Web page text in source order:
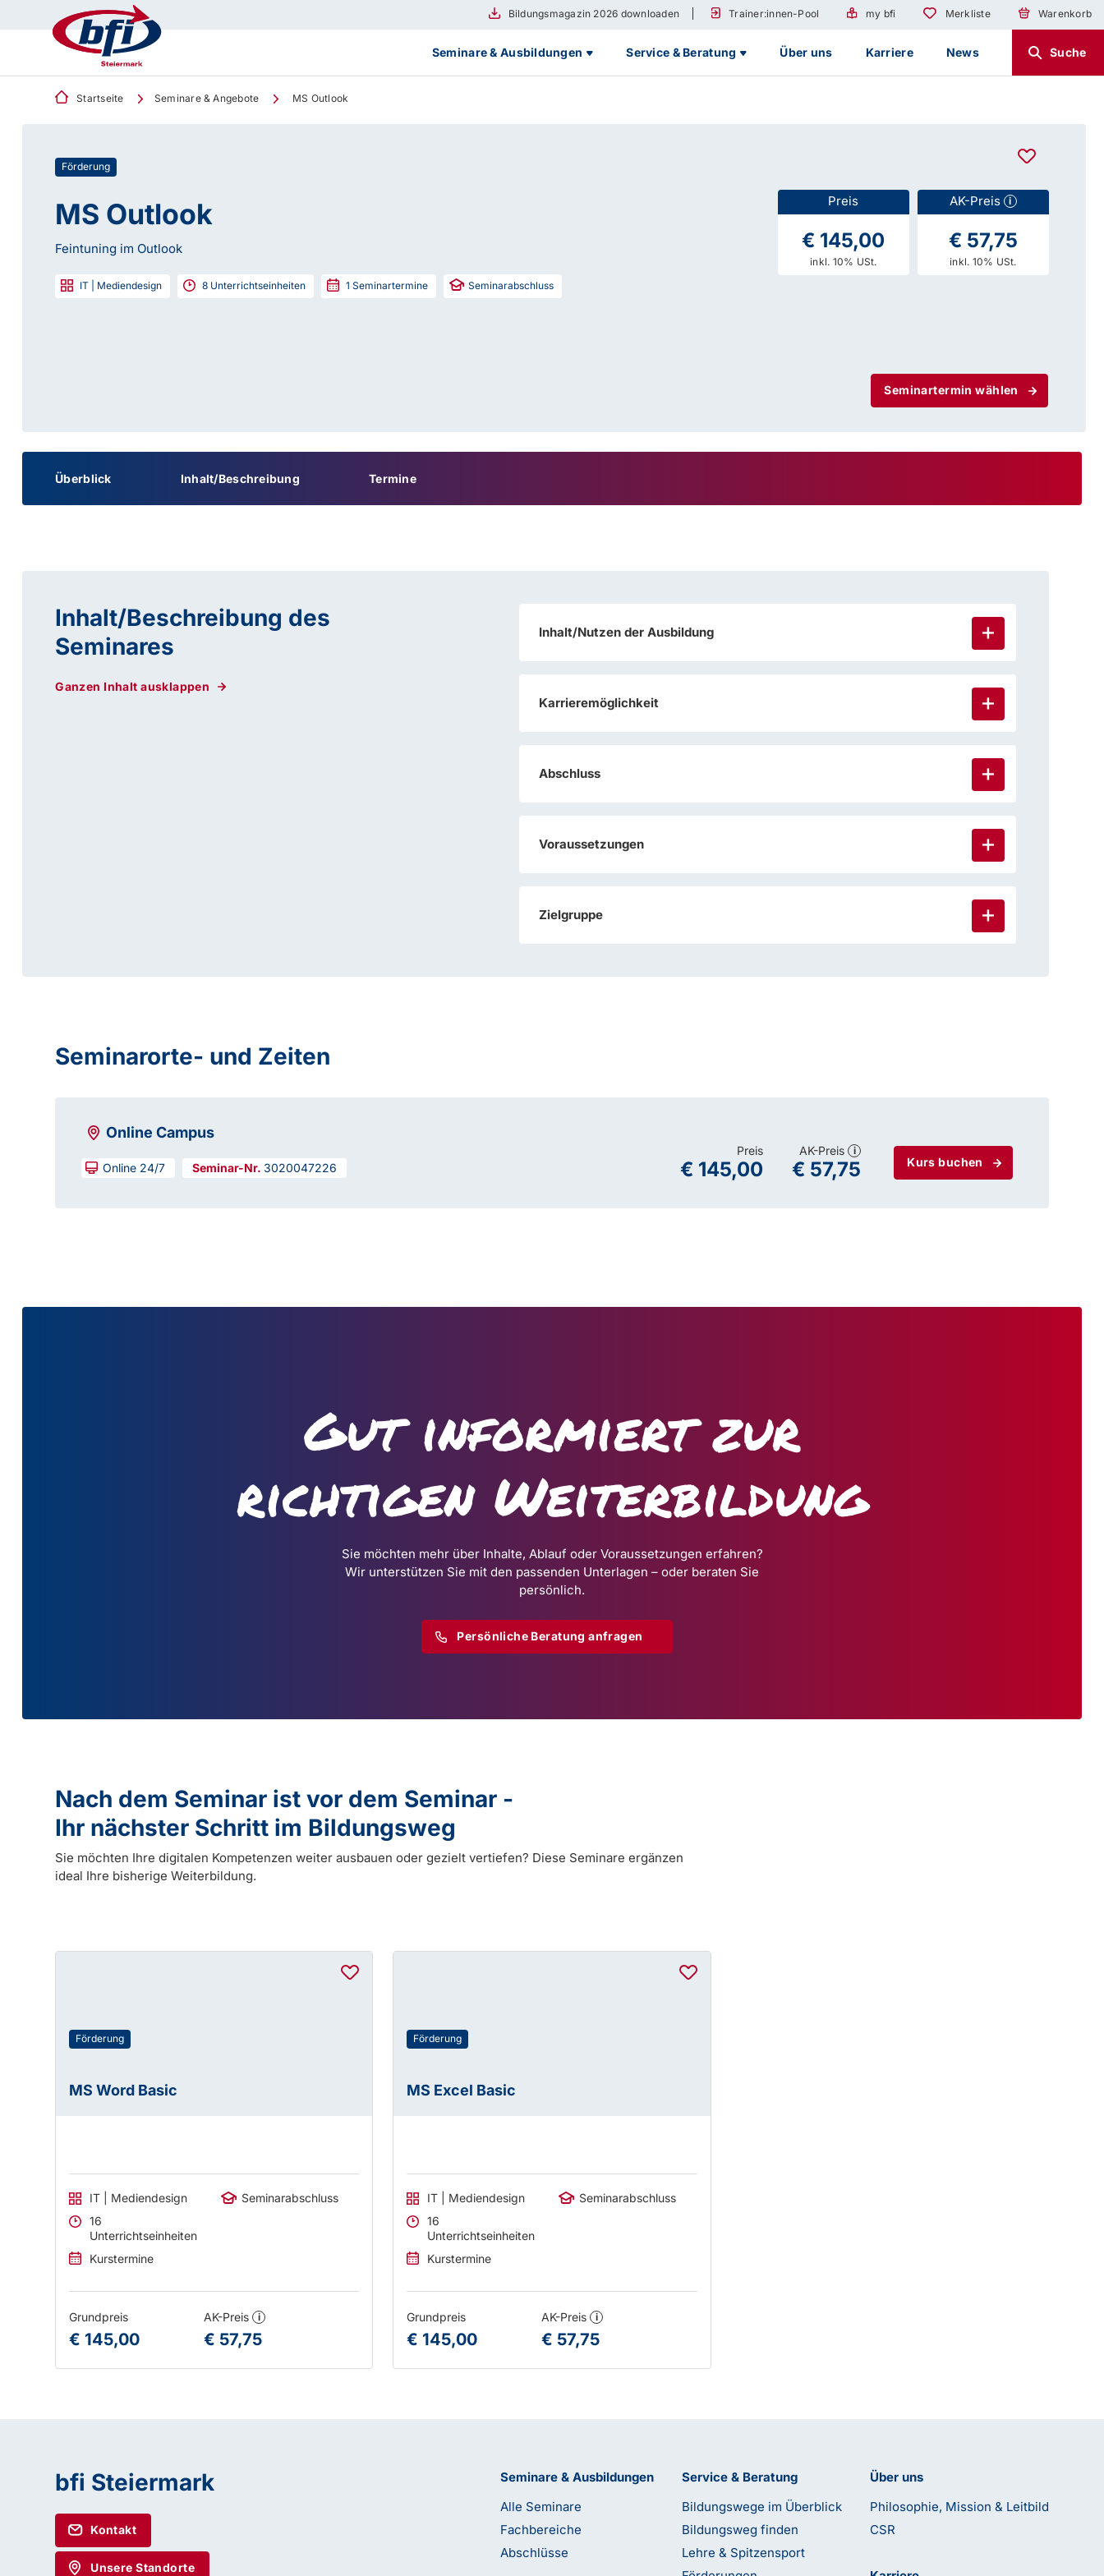
Bildungsmagazin 2026 downloaden Trainer:innen-Pool my bfi Merkliste Warenkorb
Seminare & Ausbildungen Service & Beratung Über uns Karriere News Suche
Startseite Seminare & Angebote MS Outlook
Förderung
MS Outlook
Feintuning im Outlook
IT | Mediendesign 8 Unterrichtseinheiten 1 Seminartermine Seminarabschluss
AK-Preis i
€ 57,75
inkl. 10% USt.
Preis
€ 145,00
inkl. 10% USt.
Seminartermin wählen
Überblick Inhalt/Beschreibung Termine
Inhalt/Beschreibung des
Seminares
Ganzen Inhalt ausklappen
Inhalt/Nutzen der Ausbildung
Karrieremöglichkeit
Abschluss
Voraussetzungen
Zielgruppe
Seminarorte- und Zeiten
Online Campus
Online 24/7 3020047226 Kurs buchen
AK-Preis i
€ 57,75
Preis
€ 145,00
Gut informiert zur
richtigen Weiterbildung
Sie möchten mehr über Inhalte, Ablauf oder Voraussetzungen erfahren?
Wir unterstützen Sie mit den passenden Unterlagen – oder beraten Sie
persönlich.
Persönliche Beratung anfragen
Nach dem Seminar ist vor dem Seminar -
Ihr nächster Schritt im Bildungsweg
Sie möchten Ihre digitalen Kompetenzen weiter ausbauen oder gezielt vertiefen? Diese Seminare ergänzen
ideal Ihre bisherige Weiterbildung.
Förderung
MS Word Basic
IT | Mediendesign
16
Unterrichtseinheiten
Kurstermine
Seminarabschluss
Grundpreis
€ 145,00
AK-Preis i
€ 57,75
Förderung
MS Excel Basic
IT | Mediendesign
16
Unterrichtseinheiten
Kurstermine
Seminarabschluss
Grundpreis
€ 145,00
AK-Preis i
€ 57,75
bfi Steiermark
Kontakt
Unsere Standorte
Über uns
Philosophie, Mission & Leitbild
CSR
Service & Beratung
Bildungswege im Überblick
Bildungsweg finden
Lehre & Spitzensport
Seminare & Ausbildungen
Alle Seminare
Fachbereiche
Abschlüsse